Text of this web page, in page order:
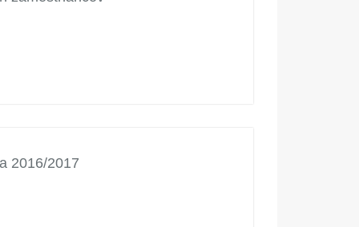
2016/2017